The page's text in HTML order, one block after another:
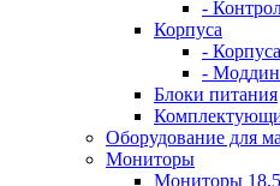
-
Корпуса
-
-
Блоки питания
Оборудование для
Мониторы
Мониторы